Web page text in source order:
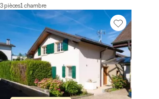
3 pièces1 chambre